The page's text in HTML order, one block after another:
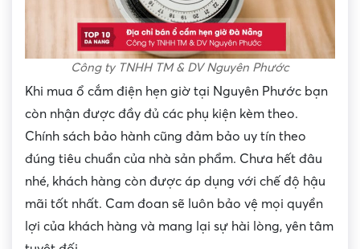
Công ty TNHH TM & DV Nguyên Phước
Khi mua ổ cắm điện hẹn giờ tại Nguyên Phước bạn
còn nhận được đầy đủ các phụ kiện kèm theo.
Chính sách bảo hành cũng đảm bảo uy tín theo
đúng tiêu chuẩn của nhà sản phẩm. Chưa hết đâu
nhé, khách hàng còn được áp dụng với chế độ hậu
mãi tốt nhất. Cam đoan sẽ luôn bảo vệ mọi quyền
lợi của khách hàng và mang lại sự hài lòng, yên tâm